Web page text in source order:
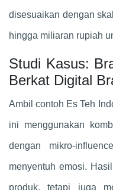
disesuaikan dengan
hingga miliaran rupiah
Studi Kasus:
Berkat Digital
Ambil contoh Es Teh
ini menggunakan
dengan mikro-
menyentuh emosi.
produk, tetapi juga